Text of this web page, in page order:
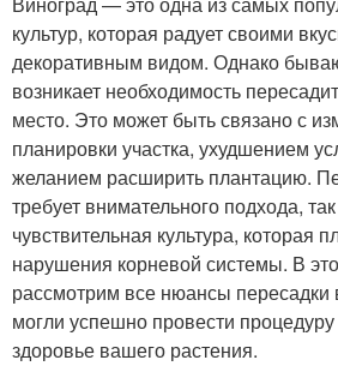
культур, которая радует своими
декоративным видом. Однако
возникает необходимость
место. Это может быть связано с
планировки участка, ухудшением
желанием расширить плантацию.
требует внимательного подхода, так
чувствительная культура, которая
нарушения корневой системы. В
рассмотрим все нюансы пересадки
могли успешно провести
здоровье вашего растения.